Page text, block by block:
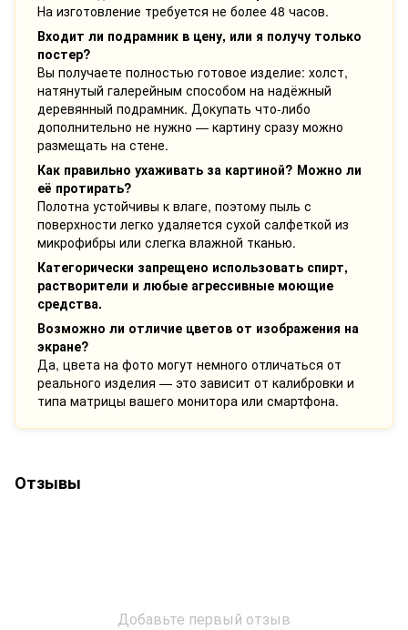
На изготовление требуется не более 48 часов.
Входит ли подрамник в цену, или я получу только
постер?
Вы получаете полностью готовое изделие: холст,
натянутый галерейным способом на надёжный
деревянный подрамник. Докупать что-либо
дополнительно не нужно — картину сразу можно
размещать на стене.
Как правильно ухаживать за картиной? Можно ли
её протирать?
Полотна устойчивы к влаге, поэтому пыль с
поверхности легко удаляется сухой салфеткой из
микрофибры или слегка влажной тканью.
Категорически запрещено использовать спирт,
растворители и любые агрессивные моющие
средства.
Возможно ли отличие цветов от изображения на
экране?
Да, цвета на фото могут немного отличаться от
реального изделия — это зависит от калибровки и
типа матрицы вашего монитора или смартфона.
Отзывы
Добавьте первый отзыв